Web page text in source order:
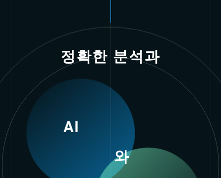
정확한 분석과
AI
와